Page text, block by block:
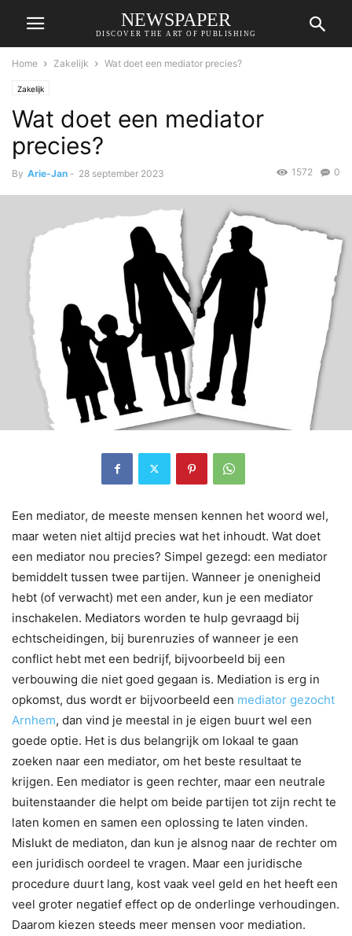
NEWSPAPER
DISCOVER THE ART OF PUBLISHING
Home Zakelijk Wat doet een mediator precies?
Zakelijk
Wat doet een mediator
precies?
By Arie-Jan - 28 september 2023 0
1572
Een mediator, de meeste mensen kennen het woord wel,
maar weten niet altijd precies wat het inhoudt. Wat doet
een mediator nou precies? Simpel gezegd: een mediator
bemiddelt tussen twee partijen. Wanneer je onenigheid
hebt (of verwacht) met een ander, kun je een mediator
inschakelen. Mediators worden te hulp gevraagd bij
echtscheidingen, bij burenruzies of wanneer je een
conflict hebt met een bedrijf, bijvoorbeeld bij een
verbouwing die niet goed gegaan is. Mediation is erg in
opkomst, dus wordt er bijvoorbeeld een mediator gezocht
Arnhem, dan vind je meestal in je eigen buurt wel een
goede optie. Het is dus belangrijk om lokaal te gaan
zoeken naar een mediator, om het beste resultaat te
krijgen. Een mediator is geen rechter, maar een neutrale
buitenstaander die helpt om beide partijen tot zijn recht te
laten komen en samen een oplossing te laten vinden.
Mislukt de mediaton, dan kun je alsnog naar de rechter om
een juridisch oordeel te vragen. Maar een juridische
procedure duurt lang, kost vaak veel geld en het heeft een
veel groter negatief effect op de onderlinge verhoudingen.
Daarom kiezen steeds meer mensen voor mediation.